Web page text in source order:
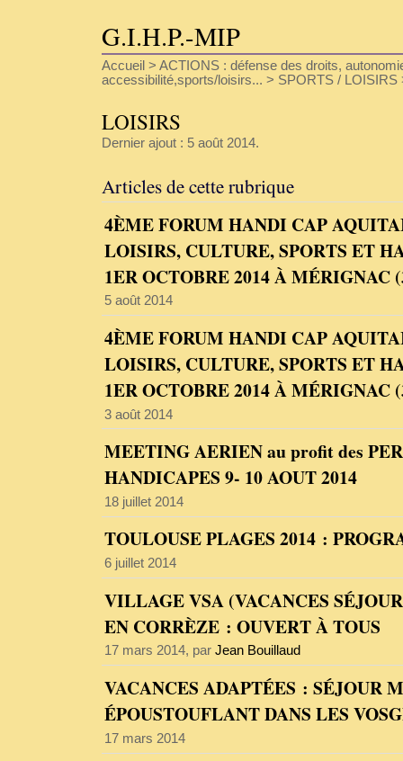
G.I.H.P.-MIP
Accueil > ACTIONS : défense des droits,
accessibilité,sports/loisirs... > SPORTS / LOISIRS
LOISIRS
Dernier ajout : 5 août 2014.
Articles de cette rubrique
4ÈME FORUM HANDI CAP
LOISIRS, CULTURE, SPORTS ET
1ER OCTOBRE 2014 À MÉRIGNAC
5 août 2014
4ÈME FORUM HANDI CAP
LOISIRS, CULTURE, SPORTS ET
1ER OCTOBRE 2014 À MÉRIGNAC
3 août 2014
MEETING AERIEN au profit des
HANDICAPES 9- 10 AOUT 2014
18 juillet 2014
TOULOUSE PLAGES 2014 :
6 juillet 2014
VILLAGE VSA (VACANCES
EN CORRÈZE : OUVERT À TOUS
17 mars 2014, par Jean Bouillaud
VACANCES ADAPTÉES : SÉJOUR
ÉPOUSTOUFLANT DANS LES
17 mars 2014